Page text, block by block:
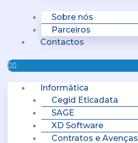
Sobre nós
Parceiros
Contactos
Informática
Cegid Eticadata
SAGE
XD Software
Contratos e Avenças